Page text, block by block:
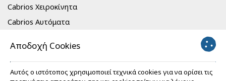
Cabrios Χειροκίνητα
Cabrios Αυτόματα
Πληροφορίες
Γραφεία
Αποδοχή Cookies
Αυτός ο ιστότοπος χρησιμοποιεί τεχνικά cookies για να ορίσει τις